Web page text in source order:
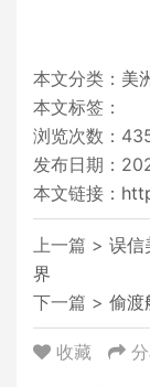
本文分类： 美
本文标签：
浏览次数：
发布日期：
本文链接：
上一篇 > 误信
界
下一篇 > 偷渡
收藏